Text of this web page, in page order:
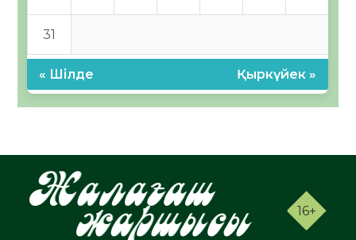
31
« Шілде Қыркүйек »
16+